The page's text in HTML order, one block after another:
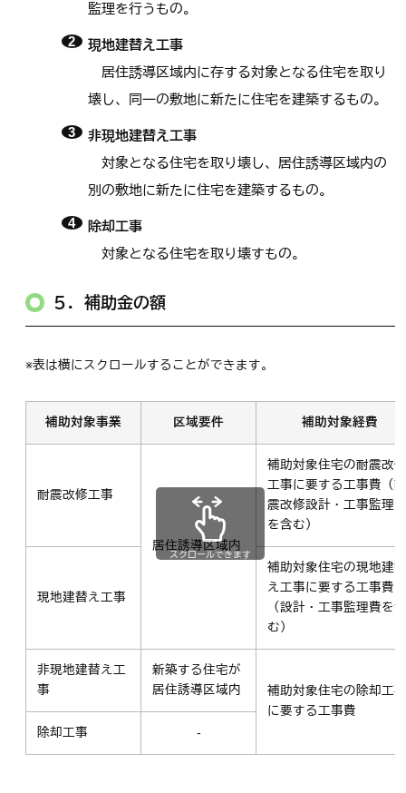
監理を行うもの。
現地建替え工事
居住誘導区域内に存する対象となる住宅を取り
壊し、同一の敷地に新たに住宅を建築するもの。
非現地建替え工事
対象となる住宅を取り壊し、居住誘導区域内の
別の敷地に新たに住宅を建築するもの。
除却工事
対象となる住宅を取り壊すもの。
５．補助金の額
※表は横にスクロールすることができます。
補助対象事業 区域要件 補助対象経費
耐震改修工事
居住誘導区域内
補助対象住宅の耐震改修
工事に要する工事費（耐
震改修設計・工事監理費
を含む）
現地建替え工事
補助対象住宅の現地建替
え工事に要する工事費
（設計・工事監理費を含
む）
非現地建替え工
事
新築する住宅が
居住誘導区域内
補助対象住宅の除却工事
に要する工事費
除却工事
-
スクロールできます